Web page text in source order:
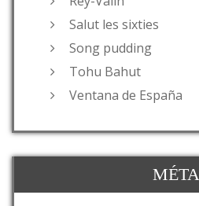
Salut les sixties
Song pudding
Tohu Bahut
Ventana de España
MÉTA